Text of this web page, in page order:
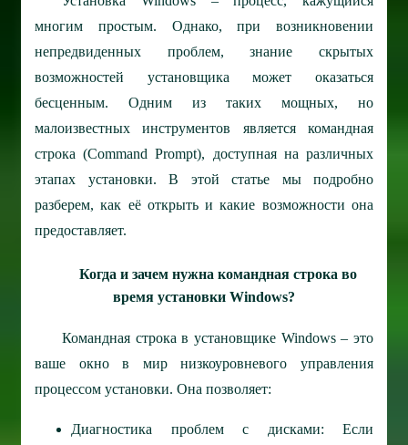
многим простым. Однако, при возникновении
непредвиденных проблем, знание скрытых
возможностей установщика может оказаться
бесценным. Одним из таких мощных, но
малоизвестных инструментов является командная
строка (Command Prompt), доступная на различных
этапах установки. В этой статье мы подробно
разберем, как её открыть и какие возможности она
предоставляет.
Когда и зачем нужна командная строка во
время установки Windows?
Командная строка в установщике Windows – это
ваше окно в мир низкоуровневого управления
процессом установки. Она позволяет:
Диагностика проблем с дисками: Если